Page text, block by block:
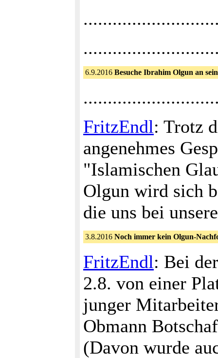
6.9.2016 Besuche Ibrahim Olgun an
FritzEndl: Trotz
angenehmes
"Islamischen
Olgun wird sich
die uns bei
3.8.2016 Noch immer kein Olgun-
FritzEndl: Bei
2.8. von einer
junger
Obmann
(Davon wurde